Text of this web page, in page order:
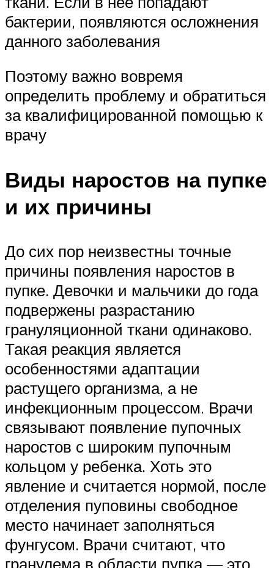
бактерии, появляются осложнения
данного заболевания
Поэтому важно вовремя
определить проблему и обратиться
за квалифицированной помощью к
врачу
Виды наростов на пупке
и их причины
До сих пор неизвестны точные
причины появления наростов в
пупке. Девочки и мальчики до года
подвержены разрастанию
грануляционной ткани одинаково.
Такая реакция является
особенностями адаптации
растущего организма, а не
инфекционным процессом. Врачи
связывают появление пупочных
наростов с широким пупочным
кольцом у ребенка. Хоть это
явление и считается нормой, после
отделения пуповины свободное
место начинает заполняться
фунгусом. Врачи считают, что
гранулема в области пупка — это